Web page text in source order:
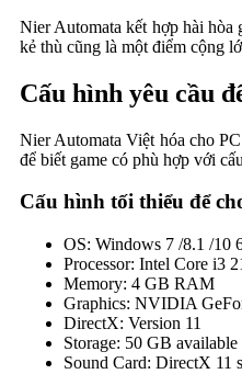
Nier Automata kết hợp hài hòa
kẻ thù cũng là một điểm cộng
Cấu hình yêu cầu
Nier Automata Việt hóa cho
để biết game có phù hợp với
Cấu hình tối thiểu để
OS: Windows 7 /8.1 /10
Processor: Intel Core i3
Memory: 4 GB RAM
Graphics: NVIDIA
DirectX: Version 11
Storage: 50 GB available
Sound Card: DirectX 11